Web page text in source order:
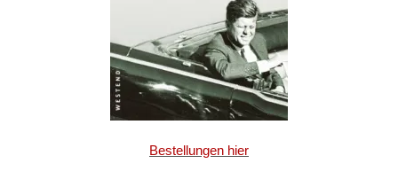
Bestellungen hier